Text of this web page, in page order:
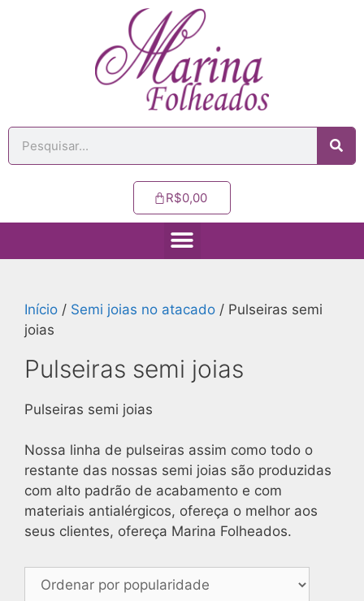
R$0,00
Início / Semi joias no atacado / Pulseiras semi
joias
Pulseiras semi joias
Pulseiras semi joias
Nossa linha de pulseiras assim como todo o
restante das nossas semi joias são produzidas
com alto padrão de acabamento e com
materiais antialérgicos, ofereça o melhor aos
seus clientes, ofereça Marina Folheados.